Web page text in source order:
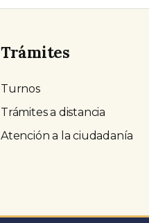
Trámites
Turnos
Trámites a distancia
Atención a la ciudadanía